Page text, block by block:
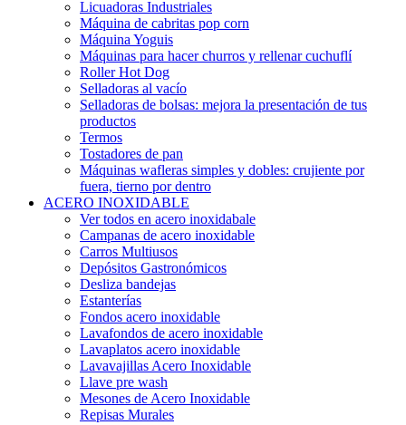
Licuadoras Industriales
Máquina de cabritas pop corn
Máquina Yoguis
Máquinas para hacer churros y rellenar cuchuflí
Roller Hot Dog
Selladoras al vacío
Selladoras de bolsas: mejora la presentación de tus
productos
Termos
Tostadores de pan
Máquinas wafleras simples y dobles: crujiente por
fuera, tierno por dentro
ACERO INOXIDABLE
Ver todos en acero inoxidabale
Campanas de acero inoxidable
Carros Multiusos
Depósitos Gastronómicos
Desliza bandejas
Estanterías
Fondos acero inoxidable
Lavafondos de acero inoxidable
Lavaplatos acero inoxidable
Lavavajillas Acero Inoxidable
Llave pre wash
Mesones de Acero Inoxidable
Repisas Murales